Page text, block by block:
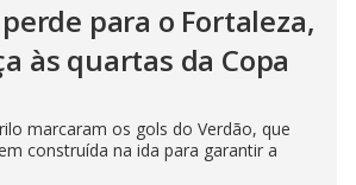
para o Fortaleza,
às quartas da Copa
marcaram os gols do Verdão, que
construída na ida para garantir a